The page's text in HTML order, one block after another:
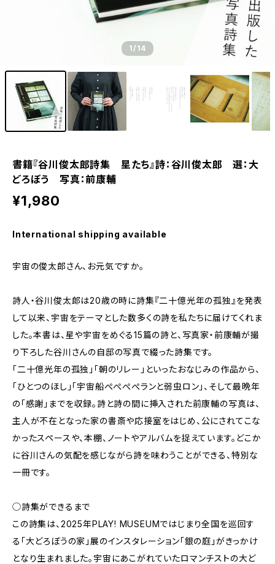
1/14
書籍『谷川俊太郎詩集 星たち』詩：谷川俊太郎 選：大
どろぼう 写真：前康輔
¥1,980
International shipping available
宇宙の俊太郎さん、お元気ですか。
詩人・谷川俊太郎は20歳の時に詩集『二十億光年の孤独』を発表
して以来、宇宙をテーマとした数多くの詩を私たちに届けてくれま
した。本書は、星や宇宙をめぐる15篇の詩と、写真家・前康輔が撮
り下ろした谷川さんの自邸の写真で綴った詩集です。
「二十億光年の孤独」「朝のリレー」といったおなじみの作品から、
「ひとつのほし」「宇宙船ぺぺぺぺランと弱虫ロン」、そして最晩年
の「感謝」までを収録。詩と詩の間に挿入された前康輔の写真は、
主人が不在となった家の書斎や応接室をはじめ、公にされてこな
かったスペースや、本棚、ノートやアルバムを捉えています。どこか
に谷川さんの気配を感じながら詩を味わうことができる、特別な
一冊です。
◯詩集ができるまで
この詩集は、2025年PLAY! MUSEUMではじまり全国を巡回す
る「大どろぼうの家」展のインスタレーション「銀の庭」がきっかけ
となり生まれました。宇宙にあこがれていたロマンチストの⼤ど